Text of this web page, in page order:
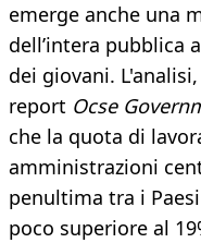
emerge anche una
dell’intera pubblica
dei giovani.
report Ocse
che la quota di
amministrazioni
penultima tra i
poco superiore al